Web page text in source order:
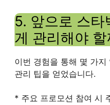
5. 앞으로 스타
게 관리해야 할
이번 경험을 통해 몇 가지
관리 팁을 얻었습니다.
* 주요 프로모션 참여 시